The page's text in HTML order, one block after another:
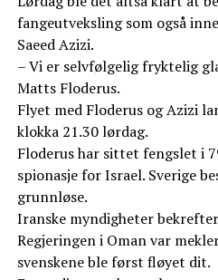
fangeutveksling som også
Saeed Azizi.
– Vi er selvfølgelig fryktelig
Matts Floderus.
Flyet med Floderus og Azizi
klokka 21.30 lørdag.
Floderus har sittet fengslet i
spionasje for Israel. Sverige
grunnløse.
Iranske myndigheter
Regjeringen i Oman var
svenskene ble først fløyet dit.